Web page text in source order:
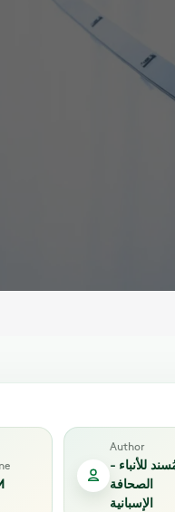
Author
للأنباء -
الصحافة
الإسبانية